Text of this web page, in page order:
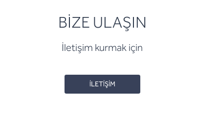
BİZE ULAŞIN
İletişim kurmak için
İLETİŞİM